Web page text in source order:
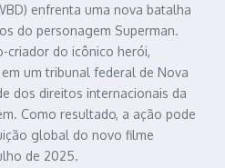
enfrenta uma nova batalha
do personagem Superman.
criador do icônico herói,
um tribunal federal de Nova
dos direitos internacionais da
Como resultado, a ação pode
global do novo filme
de 2025.